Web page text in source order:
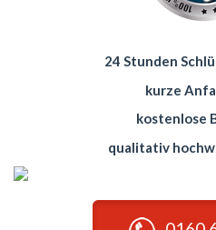
24 Stunden
kurze
kostenlose
qualitativ